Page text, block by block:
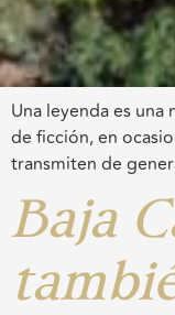
Una leyenda es
de ficción, en
transmiten de
Baja